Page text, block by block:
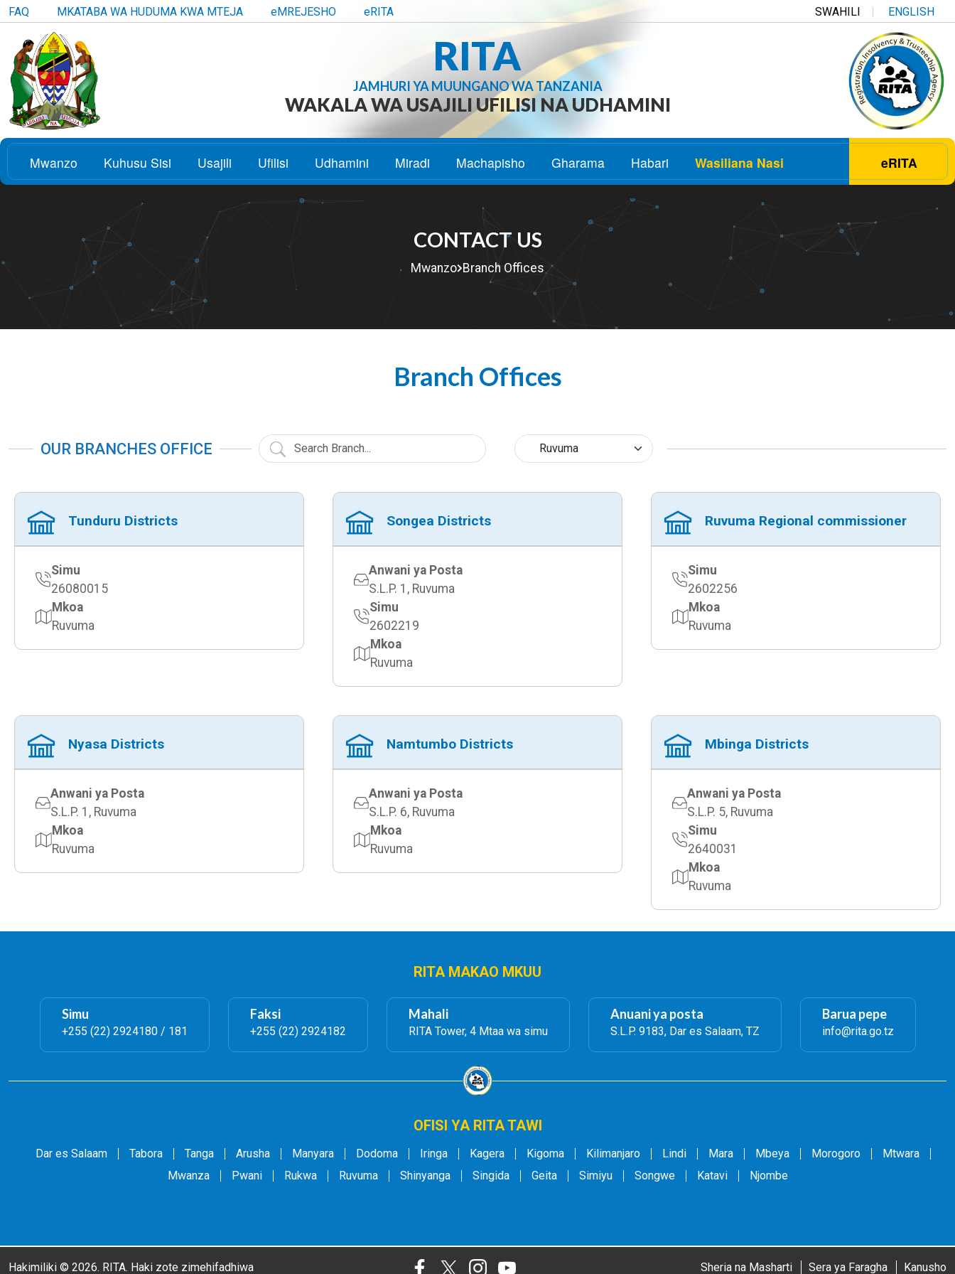
FAQ MKATABA WA HUDUMA KWA MTEJA eMREJESHO eRITA SWAHILI ENGLISH
RITA
JAMHURI YA MUUNGANO WA TANZANIA
WAKALA WA USAJILI UFILISI NA UDHAMINI
Mwanzo Kuhusu Sisi Usajili Ufilisi Udhamini Miradi Machapisho Gharama Habari Wasiliana Nasi eRITA
CONTACT US
Mwanzo Branch Offices
Branch Offices
OUR BRANCHES OFFICE
Tunduru Districts
Simu
26080015
Mkoa
Ruvuma
Songea Districts
Anwani ya Posta
S.L.P. 1, Ruvuma
Simu
2602219
Mkoa
Ruvuma
Ruvuma Regional commissioner
Simu
2602256
Mkoa
Ruvuma
Nyasa Districts
Anwani ya Posta
S.L.P. 1, Ruvuma
Mkoa
Ruvuma
Namtumbo Districts
Anwani ya Posta
S.L.P. 6, Ruvuma
Mkoa
Ruvuma
Mbinga Districts
Anwani ya Posta
S.L.P. 5, Ruvuma
Simu
2640031
Mkoa
Ruvuma
RITA MAKAO MKUU
Simu
+255 (22) 2924180 / 181
Faksi
+255 (22) 2924182
Mahali
RITA Tower, 4 Mtaa wa simu
Anuani ya posta
S.L.P. 9183, Dar es Salaam, TZ
Barua pepe
info@rita.go.tz
OFISI YA RITA TAWI
Dar es Salaam Tabora Tanga Arusha Manyara Dodoma Iringa Kagera Kigoma Kilimanjaro Lindi Mara Mbeya Morogoro
Mtwara
Mwanza
Pwani Rukwa Ruvuma Shinyanga Singida Geita Simiyu Songwe Katavi Njombe
Hakimiliki © 2026. RITA. Haki zote zimehifadhiwa Sheria na Masharti Sera ya Faragha Kanusho